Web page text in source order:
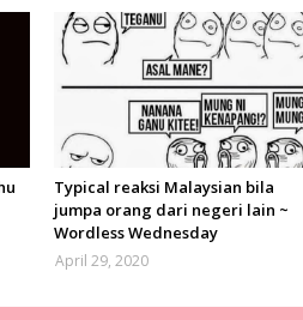
Typical reaksi Malaysian bila
jumpa orang dari negeri lain ~
Wordless Wednesday
April 29, 2020